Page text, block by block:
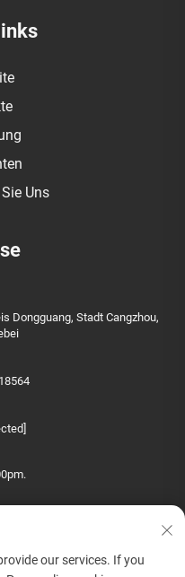
Uns
Dongguang, Stadt Cangzhou,
our services. If you